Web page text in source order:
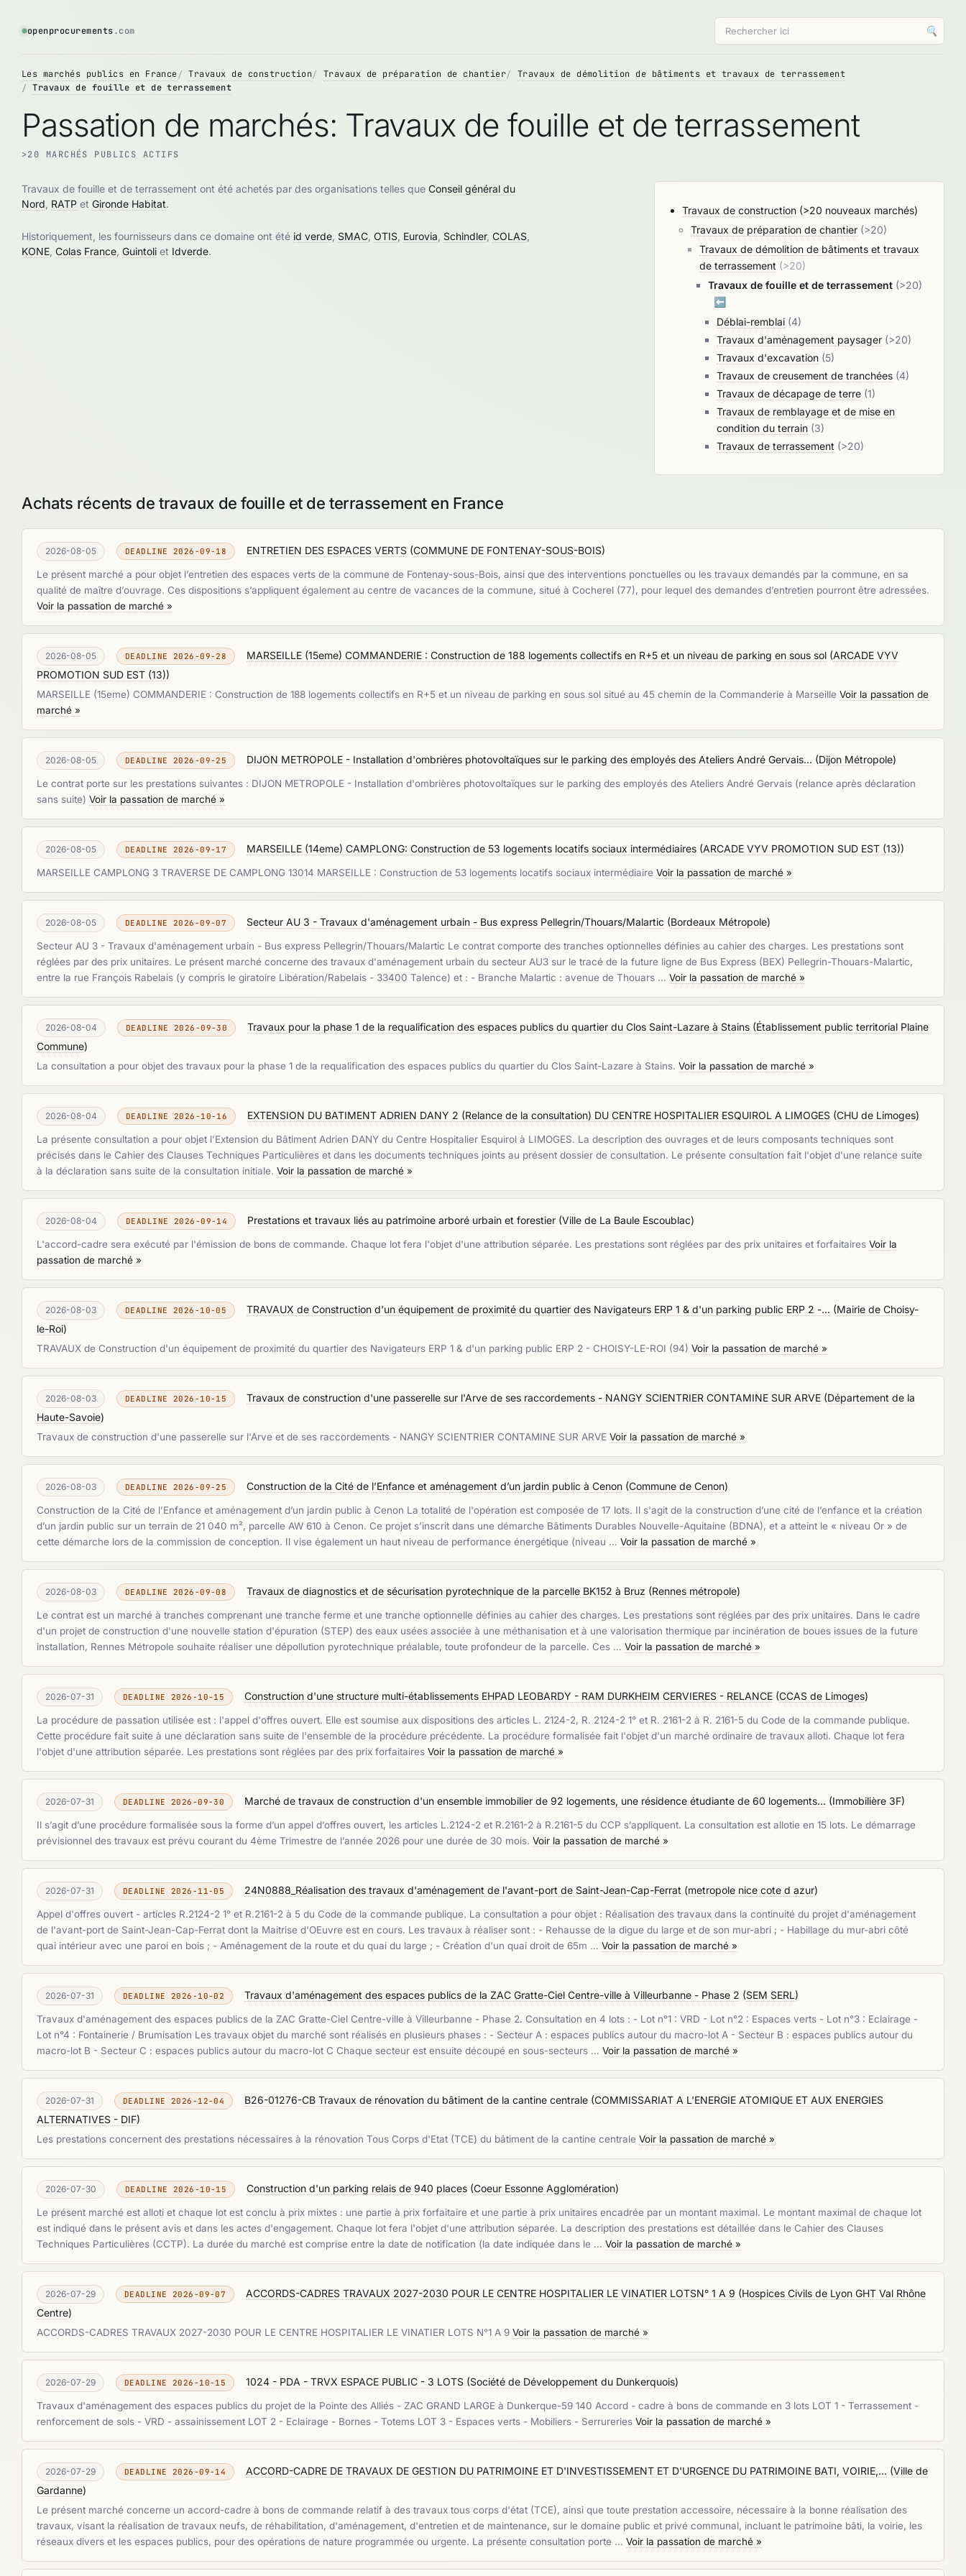
openprocurements.com 🔍
Les marchés publics en France Travaux de construction Travaux de préparation de chantier
Travaux de démolition de bâtiments et travaux de terrassement
Travaux de fouille et de terrassement
Passation de marchés: Travaux de fouille et de terrassement
>20 MARCHÉS PUBLICS ACTIFS
Travaux de fouille et de terrassement ont été achetés par des organisations telles que Conseil général du
Nord RATP et Gironde Habitat.
Historiquement, les fournisseurs dans ce domaine ont été id verde SMAC OTIS Eurovia Schindler, COLAS
KONE Colas France Guintoli et Idverde.
Travaux de construction(>20 nouveaux marchés)
Travaux de préparation de chantier(>20)
Travaux de démolition de bâtiments et travaux
de terrassement (>20)
Travaux de fouille et de terrassement(>20)
⬅️
Déblai-remblai(4)
Travaux d'aménagement paysager(>20)
Travaux d'excavation(5)
Travaux de creusement de tranchées(4)
Travaux de décapage de terre(1)
Travaux de remblayage et de mise en
condition du terrain(3)
Travaux de terrassement (>20)
Achats récents de travaux de fouille et de terrassement en France
2026-08-05 DEADLINE 2026-09-18 ENTRETIEN DES ESPACES VERTS (COMMUNE DE FONTENAY-SOUS-BOIS)
Le présent marché a pour objet l’entretien des espaces verts de la commune de Fontenay-sous-Bois, ainsi que des interventions ponctuelles ou les travaux demandés par la commune, en sa
qualité de maître d’ouvrage. Ces dispositions s’appliquent également au centre de vacances de la commune, situé à Cocherel (77), pour lequel des demandes d’entretien pourront être adressées.
Voir la passation de marché »
2026-08-05 DEADLINE 2026-09-28 MARSEILLE (15eme) COMMANDERIE : Construction de 188 logements collectifs en R+5 et un niveau de parking en sous sol (ARCADE VYV
PROMOTION SUD EST (13))
MARSEILLE (15eme) COMMANDERIE : Construction de 188 logements collectifs en R+5 et un niveau de parking en sous sol situé au 45 chemin de la Commanderie à Marseille Voir la passation de
marché »
2026-08-05 DEADLINE 2026-09-25 DIJON METROPOLE - Installation d'ombrières photovoltaïques sur le parking des employés des Ateliers André Gervais... (Dijon Métropole)
Le contrat porte sur les prestations suivantes : DIJON METROPOLE - Installation d'ombrières photovoltaïques sur le parking des employés des Ateliers André Gervais (relance après déclaration
sans suite) Voir la passation de marché »
2026-08-05 DEADLINE 2026-09-17 MARSEILLE (14eme) CAMPLONG: Construction de 53 logements locatifs sociaux intermédiaires (ARCADE VYV PROMOTION SUD EST (13))
MARSEILLE CAMPLONG 3 TRAVERSE DE CAMPLONG 13014 MARSEILLE : Construction de 53 logements locatifs sociaux intermédiaire Voir la passation de marché »
2026-08-05 DEADLINE 2026-09-07 Secteur AU 3 - Travaux d'aménagement urbain - Bus express Pellegrin/Thouars/Malartic (Bordeaux Métropole)
Secteur AU 3 - Travaux d'aménagement urbain - Bus express Pellegrin/Thouars/Malartic Le contrat comporte des tranches optionnelles définies au cahier des charges. Les prestations sont
réglées par des prix unitaires. Le présent marché concerne des travaux d'aménagement urbain du secteur AU3 sur le tracé de la future ligne de Bus Express (BEX) Pellegrin-Thouars-Malartic,
entre la rue François Rabelais (y compris le giratoire Libération/Rabelais - 33400 Talence) et : - Branche Malartic : avenue de Thouars … Voir la passation de marché »
2026-08-04 DEADLINE 2026-09-30 Travaux pour la phase 1 de la requalification des espaces publics du quartier du Clos Saint-Lazare à Stains (Établissement public territorial Plaine
Commune)
La consultation a pour objet des travaux pour la phase 1 de la requalification des espaces publics du quartier du Clos Saint-Lazare à Stains. Voir la passation de marché »
2026-08-04 DEADLINE 2026-10-16 EXTENSION DU BATIMENT ADRIEN DANY 2 (Relance de la consultation) DU CENTRE HOSPITALIER ESQUIROL A LIMOGES (CHU de Limoges)
La présente consultation a pour objet l’Extension du Bâtiment Adrien DANY du Centre Hospitalier Esquirol à LIMOGES. La description des ouvrages et de leurs composants techniques sont
précisés dans le Cahier des Clauses Techniques Particulières et dans les documents techniques joints au présent dossier de consultation. Le présente consultation fait l'objet d'une relance suite
à la déclaration sans suite de la consultation initiale. Voir la passation de marché »
2026-08-04 DEADLINE 2026-09-14 Prestations et travaux liés au patrimoine arboré urbain et forestier (Ville de La Baule Escoublac)
L'accord-cadre sera exécuté par l'émission de bons de commande. Chaque lot fera l'objet d'une attribution séparée. Les prestations sont réglées par des prix unitaires et forfaitaires Voir la
passation de marché »
2026-08-03 DEADLINE 2026-10-05 TRAVAUX de Construction d'un équipement de proximité du quartier des Navigateurs ERP 1 & d'un parking public ERP 2 -... (Mairie de Choisy-
le-Roi)
TRAVAUX de Construction d'un équipement de proximité du quartier des Navigateurs ERP 1 & d'un parking public ERP 2 - CHOISY-LE-ROI (94) Voir la passation de marché »
2026-08-03 DEADLINE 2026-10-15 Travaux de construction d'une passerelle sur l'Arve de ses raccordements - NANGY SCIENTRIER CONTAMINE SUR ARVE (Département de la
Haute-Savoie)
Travaux de construction d'une passerelle sur l'Arve et de ses raccordements - NANGY SCIENTRIER CONTAMINE SUR ARVE Voir la passation de marché »
2026-08-03 DEADLINE 2026-09-25 Construction de la Cité de l’Enfance et aménagement d’un jardin public à Cenon (Commune de Cenon)
Construction de la Cité de l’Enfance et aménagement d’un jardin public à Cenon La totalité de l'opération est composée de 17 lots. Il s'agit de la construction d’une cité de l’enfance et la création
d’un jardin public sur un terrain de 21 040 m², parcelle AW 610 à Cenon. Ce projet s’inscrit dans une démarche Bâtiments Durables Nouvelle-Aquitaine (BDNA), et a atteint le « niveau Or » de
cette démarche lors de la commission de conception. Il vise également un haut niveau de performance énergétique (niveau … Voir la passation de marché »
2026-08-03 DEADLINE 2026-09-08 Travaux de diagnostics et de sécurisation pyrotechnique de la parcelle BK152 à Bruz (Rennes métropole)
Le contrat est un marché à tranches comprenant une tranche ferme et une tranche optionnelle définies au cahier des charges. Les prestations sont réglées par des prix unitaires. Dans le cadre
d'un projet de construction d'une nouvelle station d'épuration (STEP) des eaux usées associée à une méthanisation et à une valorisation thermique par incinération de boues issues de la future
installation, Rennes Métropole souhaite réaliser une dépollution pyrotechnique préalable, toute profondeur de la parcelle. Ces … Voir la passation de marché »
2026-07-31 DEADLINE 2026-10-15 Construction d'une structure multi-établissements EHPAD LEOBARDY - RAM DURKHEIM CERVIERES - RELANCE (CCAS de Limoges)
La procédure de passation utilisée est : l'appel d'offres ouvert. Elle est soumise aux dispositions des articles L. 2124-2, R. 2124-2 1° et R. 2161-2 à R. 2161-5 du Code de la commande publique.
Cette procédure fait suite à une déclaration sans suite de l'ensemble de la procédure précédente. La procédure formalisée fait l'objet d'un marché ordinaire de travaux alloti. Chaque lot fera
l'objet d'une attribution séparée. Les prestations sont réglées par des prix forfaitaires Voir la passation de marché »
2026-07-31 DEADLINE 2026-09-30 Marché de travaux de construction d'un ensemble immobilier de 92 logements, une résidence étudiante de 60 logements... (Immobilière 3F)
Il s’agit d’une procédure formalisée sous la forme d’un appel d’offres ouvert, les articles L.2124-2 et R.2161-2 à R.2161-5 du CCP s’appliquent. La consultation est allotie en 15 lots. Le démarrage
prévisionnel des travaux est prévu courant du 4ème Trimestre de l’année 2026 pour une durée de 30 mois. Voir la passation de marché »
2026-07-31 DEADLINE 2026-11-05 24N0888_Réalisation des travaux d'aménagement de l'avant-port de Saint-Jean-Cap-Ferrat (metropole nice cote d azur)
Appel d'offres ouvert - articles R.2124-2 1° et R.2161-2 à 5 du Code de la commande publique. La consultation a pour objet : Réalisation des travaux dans la continuité du projet d'aménagement
de l'avant-port de Saint-Jean-Cap-Ferrat dont la Maitrise d'OEuvre est en cours. Les travaux à réaliser sont : - Rehausse de la digue du large et de son mur-abri ; - Habillage du mur-abri côté
quai intérieur avec une paroi en bois ; - Aménagement de la route et du quai du large ; - Création d'un quai droit de 65m … Voir la passation de marché »
2026-07-31 DEADLINE 2026-10-02 Travaux d'aménagement des espaces publics de la ZAC Gratte-Ciel Centre-ville à Villeurbanne - Phase 2 (SEM SERL)
Travaux d'aménagement des espaces publics de la ZAC Gratte-Ciel Centre-ville à Villeurbanne - Phase 2. Consultation en 4 lots : - Lot n°1 : VRD - Lot n°2 : Espaces verts - Lot n°3 : Eclairage -
Lot n°4 : Fontainerie / Brumisation Les travaux objet du marché sont réalisés en plusieurs phases : - Secteur A : espaces publics autour du macro-lot A - Secteur B : espaces publics autour du
macro-lot B - Secteur C : espaces publics autour du macro-lot C Chaque secteur est ensuite découpé en sous-secteurs … Voir la passation de marché »
2026-07-31 DEADLINE 2026-12-04 B26-01276-CB Travaux de rénovation du bâtiment de la cantine centrale (COMMISSARIAT A L'ENERGIE ATOMIQUE ET AUX ENERGIES
ALTERNATIVES - DIF)
Les prestations concernent des prestations nécessaires à la rénovation Tous Corps d'Etat (TCE) du bâtiment de la cantine centrale Voir la passation de marché »
2026-07-30 DEADLINE 2026-10-15 Construction d'un parking relais de 940 places (Coeur Essonne Agglomération)
Le présent marché est alloti et chaque lot est conclu à prix mixtes : une partie à prix forfaitaire et une partie à prix unitaires encadrée par un montant maximal. Le montant maximal de chaque lot
est indiqué dans le présent avis et dans les actes d'engagement. Chaque lot fera l'objet d'une attribution séparée. La description des prestations est détaillée dans le Cahier des Clauses
Techniques Particulières (CCTP). La durée du marché est comprise entre la date de notification (la date indiquée dans le … Voir la passation de marché »
2026-07-29 DEADLINE 2026-09-07 ACCORDS-CADRES TRAVAUX 2027-2030 POUR LE CENTRE HOSPITALIER LE VINATIER LOTSN° 1 A 9 (Hospices Civils de Lyon GHT Val Rhône
Centre)
ACCORDS-CADRES TRAVAUX 2027-2030 POUR LE CENTRE HOSPITALIER LE VINATIER LOTS N°1 A 9 Voir la passation de marché »
2026-07-29 DEADLINE 2026-10-15 1024 - PDA - TRVX ESPACE PUBLIC - 3 LOTS (Société de Développement du Dunkerquois)
Travaux d'aménagement des espaces publics du projet de la Pointe des Alliés - ZAC GRAND LARGE à Dunkerque-59 140 Accord - cadre à bons de commande en 3 lots LOT 1 - Terrassement -
renforcement de sols - VRD - assainissement LOT 2 - Eclairage - Bornes - Totems LOT 3 - Espaces verts - Mobiliers - Serrureries Voir la passation de marché »
2026-07-29 DEADLINE 2026-09-14 ACCORD-CADRE DE TRAVAUX DE GESTION DU PATRIMOINE ET D'INVESTISSEMENT ET D'URGENCE DU PATRIMOINE BATI, VOIRIE,... (Ville de
Gardanne)
Le présent marché concerne un accord-cadre à bons de commande relatif à des travaux tous corps d'état (TCE), ainsi que toute prestation accessoire, nécessaire à la bonne réalisation des
travaux, visant la réalisation de travaux neufs, de réhabilitation, d'aménagement, d'entretien et de maintenance, sur le domaine public et privé communal, incluant le patrimoine bâti, la voirie, les
réseaux divers et les espaces publics, pour des opérations de nature programmée ou urgente. La présente consultation porte … Voir la passation de marché »